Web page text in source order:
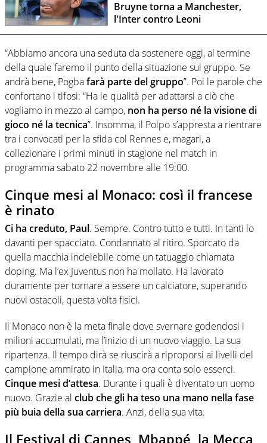
Bruyne torna a Manchester,
l'Inter contro Leoni
“Abbiamo ancora una seduta da sostenere oggi, al termine
della quale faremo il punto della situazione sul gruppo. Se
andrà bene, Pogbafarà parte del gruppo”. Poi le parole che
confortano i tifosi: “Ha le qualità per adattarsi a ciò che
vogliamo in mezzo al campo, non ha perso né la visione di
gioco né la tecnica”. Insomma, il Polpo s’appresta a rientrare
tra i convocati per la sfida col Rennes e, magari, a
collezionare i primi minuti in stagione nel match in
programma sabato 22 novembre alle 19:00.
Cinque mesi al Monaco: così il francese
è rinato
Ci ha creduto, Paul. Sempre. Contro tutto e tutti. In tanti lo
davanti per spacciato. Condannato al ritiro. Sporcato da
quella macchia indelebile come un tatuaggio chiamata
doping. Ma l’ex Juventus non ha mollato. Ha lavorato
duramente per tornare a essere un calciatore, superando
nuovi ostacoli, questa volta fisici.
Il Monaco non è la meta finale dove svernare godendosi i
milioni accumulati, ma l’inizio di un nuovo viaggio. La sua
ripartenza. Il tempo dirà se riuscirà a riproporsi ai livelli del
campione ammirato in Italia, ma ora conta solo esserci.
Cinque mesi d’attesa. Durante i quali è diventato un uomo
nuovo. Grazie al club che gli ha teso una mano nella fase
più buia della sua carriera. Anzi, della sua vita.
Il Festival di Cannes, Mbappé, la Mecca